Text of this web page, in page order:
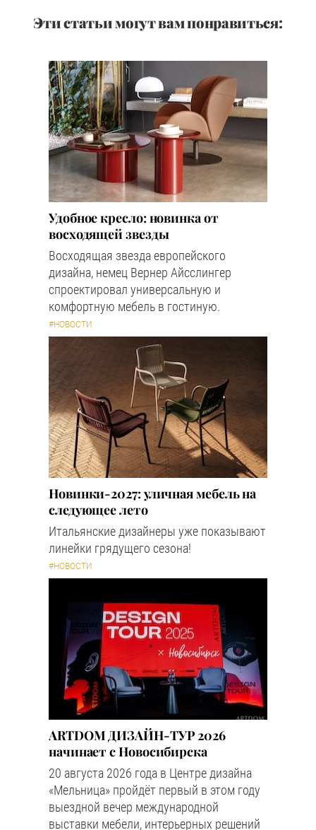
Эти статьи могут вам понравиться:
Удобное кресло: новинка от
восходящей звезды
Восходящая звезда европейского
дизайна, немец Вернер Айсслингер
спроектировал универсальную и
комфортную мебель в гостиную.
#НОВОСТИ
Новинки-2027: уличная мебель на
следующее лето
Итальянские дизайнеры уже показывают
линейки грядущего сезона!
#НОВОСТИ
ARTDOM ДИЗАЙН-ТУР 2026
начинает с Новосибирска
20 августа 2026 года в Центре дизайна
«Мельница» пройдёт первый в этом году
выездной вечер международной
выставки мебели, интерьерных решений